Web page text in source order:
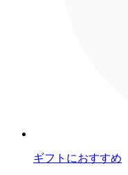
ギフトにおすすめ